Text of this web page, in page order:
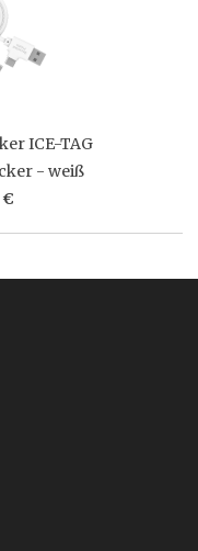
ICE-TAG
- weiß
€